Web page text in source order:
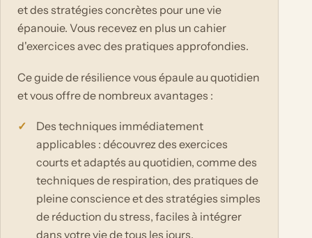
et des stratégies concrètes pour une vie
épanouie. Vous recevez en plus un cahier
d'exercices avec des pratiques approfondies.
Ce guide de résilience vous épaule au quotidien
et vous offre de nombreux avantages :
Des techniques immédiatement
applicables : découvrez des exercices
courts et adaptés au quotidien, comme des
techniques de respiration, des pratiques de
pleine conscience et des stratégies simples
de réduction du stress, faciles à intégrer
dans votre vie de tous les jours.